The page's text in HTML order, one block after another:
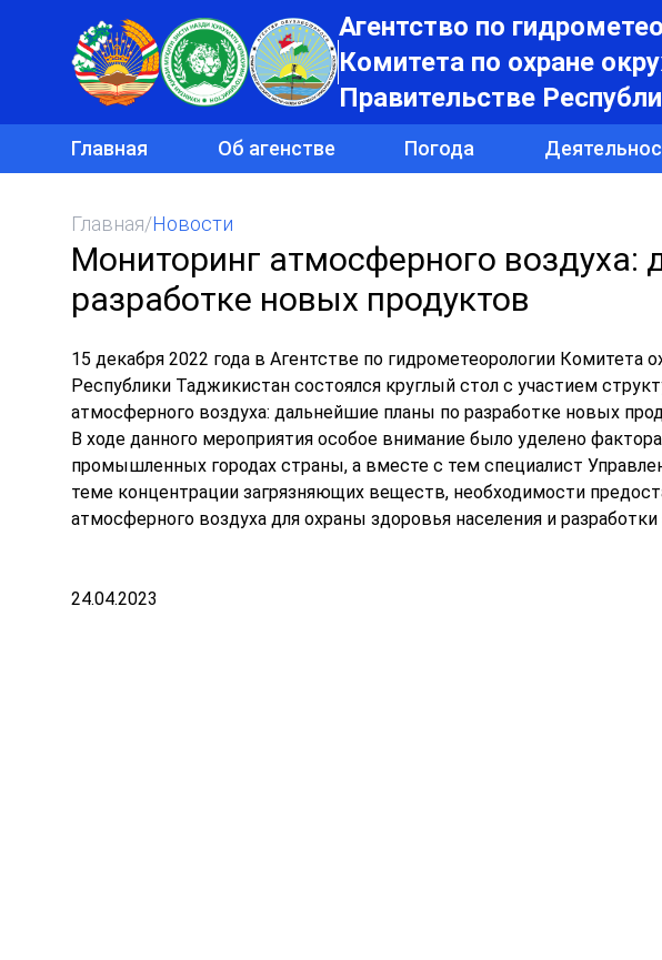
Агентство по
Комитета по охране
Правительстве
Главная Об агенстве Погода
Главная/Новости
Мониторинг атмосферного
разработке новых продуктов
15 декабря 2022 года в Агентстве по гидрометеорологии
Республики Таджикистан состоялся круглый стол с участием
атмосферного воздуха: дальнейшие планы по разработке новых
В ходе данного мероприятия особое внимание было уделено
промышленных городах страны, а вместе с тем специалист
теме концентрации загрязняющих веществ, необходимости
атмосферного воздуха для охраны здоровья населения и
24.04.2023